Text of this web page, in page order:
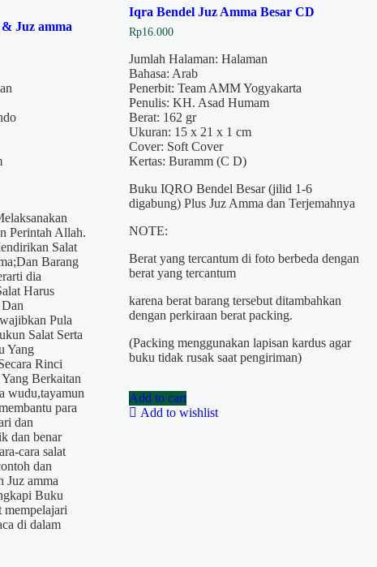
Juz amma
Perintah Allah.
Salat
Barang
dia
Harus
Pula
Salat Serta
Yang
Rinci
Berkaitan
wudu,tayamun
para
dan
dan benar
cara salat
dan
Juz amma
Buku
mempelajari
di dalam
Iqra Bendel Juz Amma Besar CD
Rp16.000
Jumlah Halaman: Halaman
Bahasa: Arab
Penerbit: Team AMM Yogyakarta
Penulis: KH. Asad Humam
Berat: 162 gr
Ukuran: 15 x 21 x 1 cm
Cover: Soft Cover
Kertas: Buramm (C D)
Buku IQRO Bendel Besar (jilid 1-6
digabung) Plus Juz Amma dan Terjemahnya
NOTE:
Berat yang tercantum di foto berbeda dengan
berat yang tercantum
karena berat barang tersebut ditambahkan
dengan perkiraan berat packing.
(Packing menggunakan lapisan kardus agar
buku tidak rusak saat pengiriman)
Add to cart
Add to wishlist